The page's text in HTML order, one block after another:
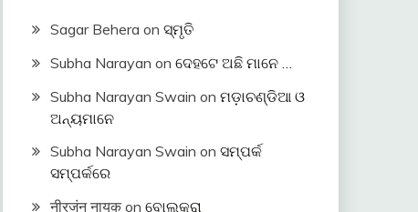
Sagar Behera on ସ୍ମୃତି
Subha Narayan on ଦେହଟେ ଅଛି ମାନେ …
Subha Narayan Swain on ମଡ଼ାଚଣ୍ଡିଆ ଓ
ଅନ୍ୟମାନେ
Subha Narayan Swain on ସମ୍ପର୍କ
ସମ୍ପର୍କରେ
नीरजंन नायकon ବୋଲକରା